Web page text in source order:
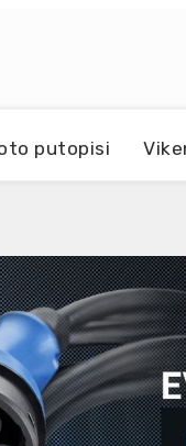
putopisi